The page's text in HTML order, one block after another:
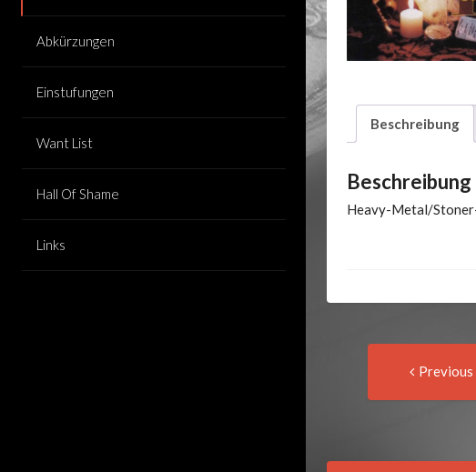
Abkürzungen
Einstufungen
Want List
Hall Of Shame
Links
Beschreibung
Beschreibung
Heavy-Metal/
Post